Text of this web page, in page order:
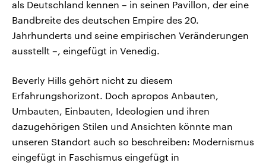
als Deutschland kennen – in seinen Pavillon, der eine
Bandbreite des deutschen Empire des 20.
Jahrhunderts und seine empirischen Veränderungen
ausstellt –, eingefügt in Venedig.
Beverly Hills gehört nicht zu diesem
Erfahrungshorizont. Doch apropos Anbauten,
Umbauten, Einbauten, Ideologien und ihren
dazugehörigen Stilen und Ansichten könnte man
unseren Standort auch so beschreiben: Modernismus
eingefügt in Faschismus eingefügt in